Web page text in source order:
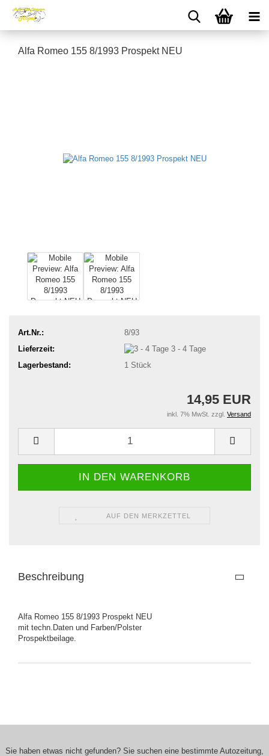
Alfa Romeo 155 8/1993 Prospekt NEU
Art.Nr.:
8/93
Lieferzeit:
3 - 4 Tage
Lagerbestand:
1 Stück
14,95 EUR
inkl. 7% MwSt. zzgl. Versand
AUF DEN MERKZETTEL
Beschreibung
Alfa Romeo 155 8/1993 Prospekt NEU
mit techn.Daten und Farben/Polster
Prospektbeilage.
Sie haben etwas nicht gefunden? Sie suchen eine bestimmte Autozeitung,